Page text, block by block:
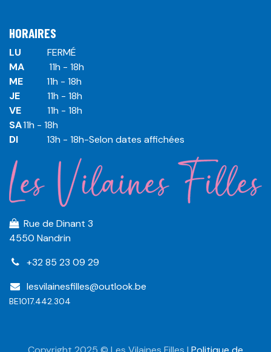
HORAIRES
LU
​ ​FERMÉ
MA
​11h - 18h
ME
​11h - 18h
JE
​​11h - 18h
VE
​​​11h - 18h
SA​​​11h - 18h
DI
​​​ 13h - 18h-Selon dates affichées
Rue de Dinant 3
4550 Nandrin
+32 85 23 09 29
lesvilainesfilles@outlook.be
BE1017.442.304